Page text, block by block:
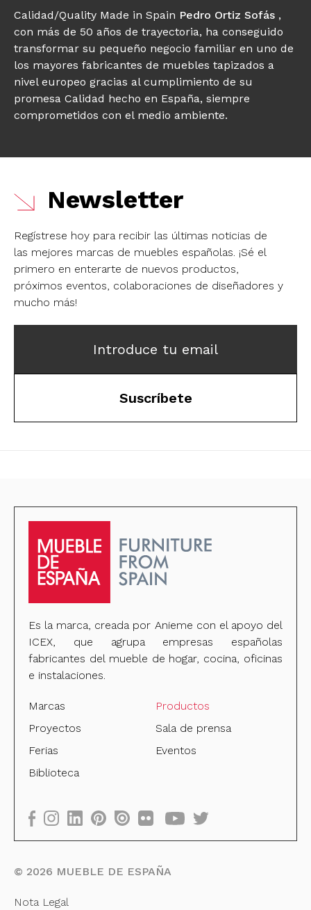
Calidad/Quality Made in Spain Pedro Ortiz Sofás ,
con más de 50 años de trayectoria, ha conseguido
transformar su pequeño negocio familiar en uno de
los mayores fabricantes de muebles tapizados a
nivel europeo gracias al cumplimiento de su
promesa Calidad hecho en España, siempre
comprometidos con el medio ambiente.
Newsletter
Regístrese hoy para recibir las últimas noticias de
las mejores marcas de muebles españolas. ¡Sé el
primero en enterarte de nuevos productos,
próximos eventos, colaboraciones de diseñadores y
mucho más!
Introduce tu email
Suscríbete
Es la marca, creada por Anieme con el apoyo del
ICEX, que agrupa empresas españolas
fabricantes del mueble de hogar, cocina, oficinas
e instalaciones.
Marcas
Productos
Proyectos
Sala de prensa
Ferias
Eventos
Biblioteca
© 2026 MUEBLE DE ESPAÑA
Nota Legal